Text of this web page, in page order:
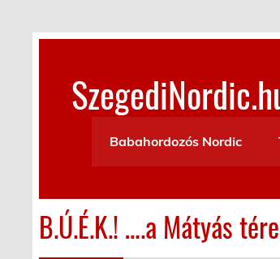
content
Babahordozós Nordic
B.Ú.É.K.! ….a Mátyás